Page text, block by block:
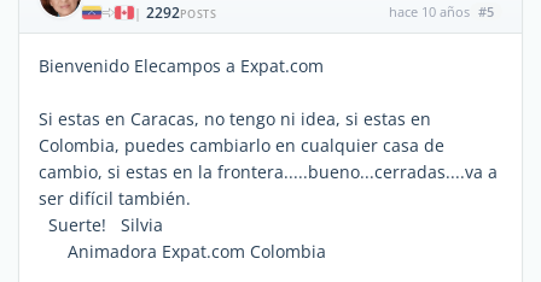
| 2292POSTS hace 10 años #5
Bienvenido Elecampos a Expat.com
Si estas en Caracas, no tengo ni idea, si estas en
Colombia, puedes cambiarlo en cualquier casa de
cambio, si estas en la frontera.....bueno...cerradas....va a
ser difícil también.
Suerte! Silvia
Animadora Expat.com Colombia